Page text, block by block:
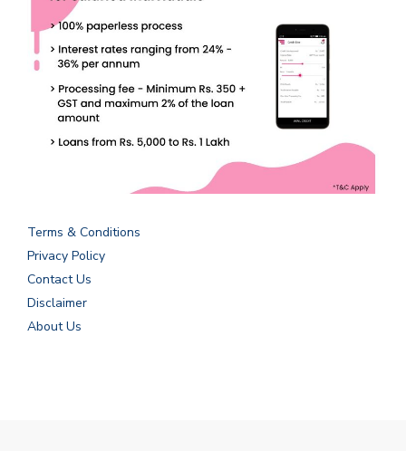
Terms & Conditions
Privacy Policy
Contact Us
Disclaimer
About Us